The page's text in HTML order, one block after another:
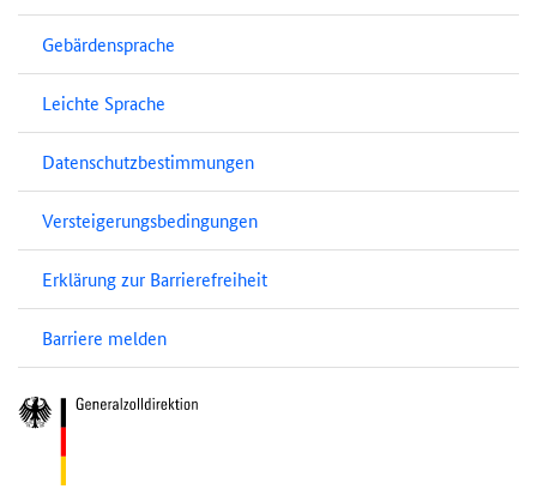
Gebärdensprache
Leichte Sprache
Datenschutzbestimmungen
Versteigerungsbedingungen
Erklärung zur Barrierefreiheit
Barriere melden